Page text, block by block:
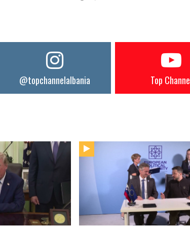
@topchannelalbania Top